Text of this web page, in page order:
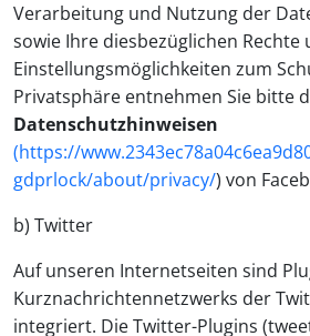
Verarbeitung und Nutzung der
sowie Ihre diesbezüglichen Rechte
Einstellungsmöglichkeiten zum
Privatsphäre entnehmen Sie bitte
Datenschutzhinweisen
(https://
gdprlock/about/privacy/) von
b) Twitter
Auf unseren Internetseiten sind
Kurznachrichtennetzwerks der
integriert. Die Twitter-Plugins